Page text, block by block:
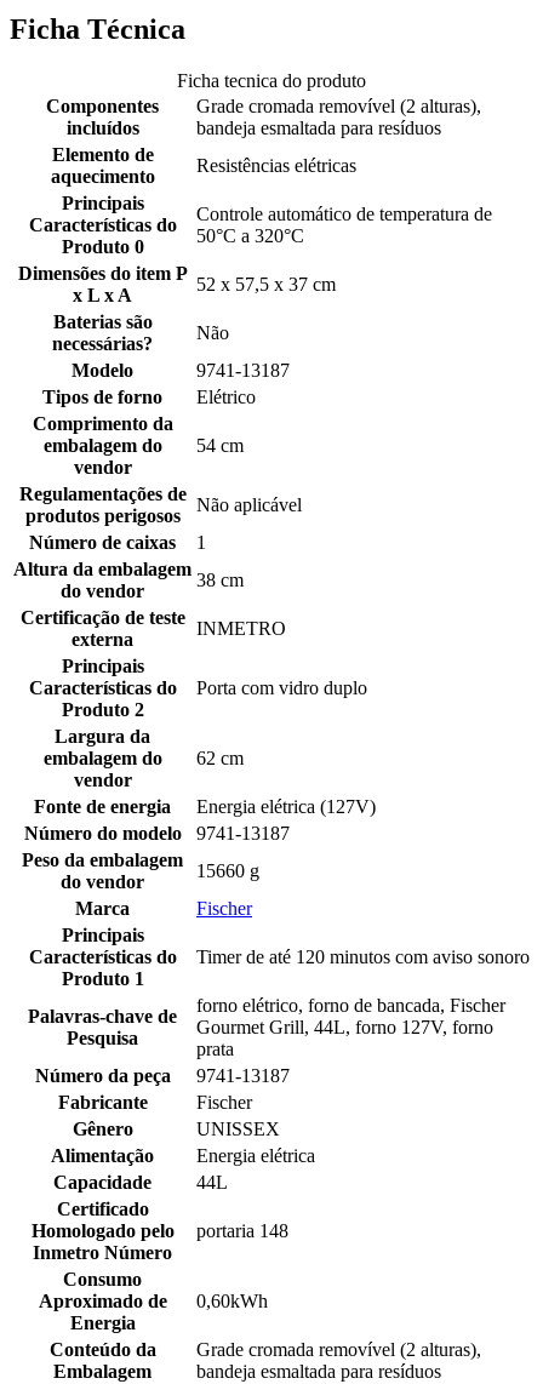
Ficha Técnica
Ficha tecnica do produto
Componentes
incluídos
Grade cromada removível (2 alturas),
bandeja esmaltada para resíduos
Elemento de
aquecimento
Resistências elétricas
Principais
Características do
Produto 0
Controle automático de temperatura de
50°C a 320°C
Dimensões do item P
x L x A
52 x 57,5 x 37 cm
Baterias são
necessárias?
Não
Modelo
9741-13187
Tipos de forno
Elétrico
Comprimento da
embalagem do
vendor
54 cm
Regulamentações de
produtos perigosos
Não aplicável
Número de caixas
1
Altura da embalagem
do vendor
38 cm
Certificação de teste
externa
INMETRO
Principais
Características do
Produto 2
Porta com vidro duplo
Largura da
embalagem do
vendor
62 cm
Fonte de energia
Energia elétrica (127V)
Número do modelo
9741-13187
Peso da embalagem
do vendor
15660 g
Marca
Fischer
Principais
Características do
Produto 1
Timer de até 120 minutos com aviso sonoro
Palavras-chave de
Pesquisa
forno elétrico, forno de bancada, Fischer
Gourmet Grill, 44L, forno 127V, forno
prata
Número da peça
9741-13187
Fabricante
Fischer
Gênero
UNISSEX
Alimentação
Energia elétrica
Capacidade
44L
Certificado
Homologado pelo
Inmetro Número
portaria 148
Consumo
Aproximado de
Energia
0,60kWh
Conteúdo da
Embalagem
Grade cromada removível (2 alturas),
bandeja esmaltada para resíduos